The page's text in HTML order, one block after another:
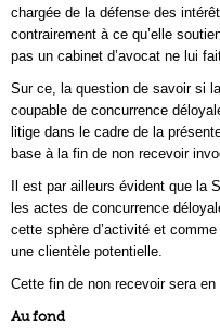
chargée de la défense des
contrairement à ce qu’elle
pas un cabinet d’avocat ne lui
Sur ce, la question de savoir si
coupable de concurrence
litige dans le cadre de la
base à la fin de non recevoir
Il est par ailleurs évident que la
les actes de concurrence
cette sphère d’activité et
une clientèle potentielle.
Cette fin de non recevoir sera
Au fond